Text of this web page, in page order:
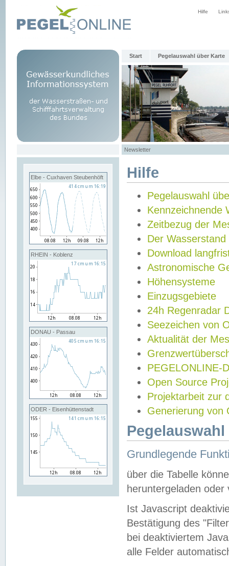
Hilfe
Start Pegelauswahl über Karte
Newsletter
Elbe - Cuxhaven Steubenhöft
RHEIN - Koblenz
DONAU - Passau
ODER - Eisenhüttenstadt
Hilfe
Pegelauswahl
Kennzeichnende
Zeitbezug der
Der Wasserstand
Download
Astronomische
Höhensysteme
Einzugsgebiete
24h Regenradar
Seezeichen von
Aktualität der
PEGELONLINE-
Open Source
Projektarbeit zur
Generierung von
Grundlegende
über die Tabelle
heruntergeladen oder
Ist Javascript
Bestätigung des
bei deaktiviertem
alle Felder